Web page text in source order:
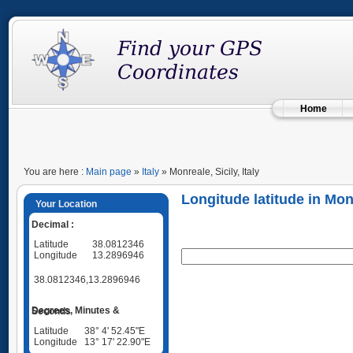
Home
You are here : Main page » Italy » Monreale, Sicily, Italy
Your Location
Decimal :
Latitude
38.0812346
Longitude
13.2896946
38.0812346,13.2896946
Degrees, Minutes & Seconds
Latitude
38° 4' 52.45"E
Longitude
13° 17' 22.90"E
Longitude latitude in